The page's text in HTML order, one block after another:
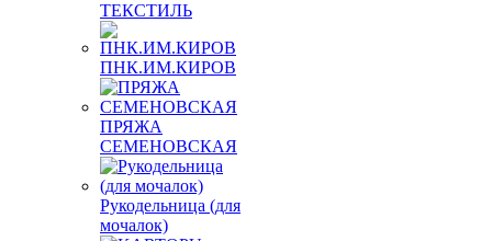
ТЕКСТИЛЬ
ПНК.ИМ.КИРОВ
ПРЯЖА
СЕМЕНОВСКАЯ
Рукодельница (для
мочалок)